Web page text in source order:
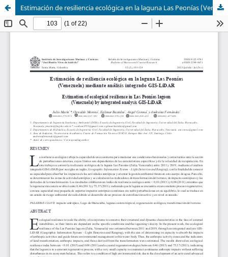
Estimación de resiliencia ecológica en la laguna Las Peonías (Venezuela) mediante análisis integrado (GIS-LiDAR)